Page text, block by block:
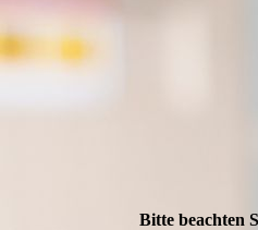
Bitte beachten